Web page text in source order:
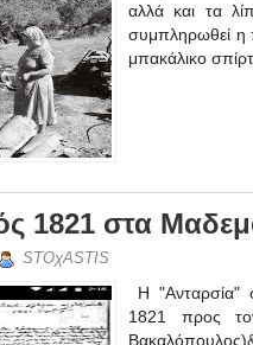
αλλά και τα
συμπληρωθεί η
μπακάλικο
1821 στα
STOχASTIS
Η "Ανταρσία"
1821 προς